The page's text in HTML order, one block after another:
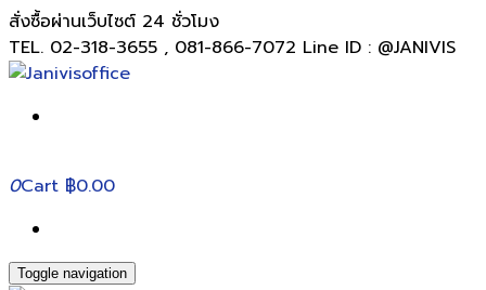
สั่งซื้อผ่านเว็บไซต์ 24 ชั่วโมง
TEL. 02-318-3655 , 081-866-7072 Line ID : @JANIVIS
0Cart ฿0.00
Toggle navigation